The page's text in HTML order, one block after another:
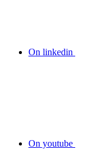
On linkedin
On youtube